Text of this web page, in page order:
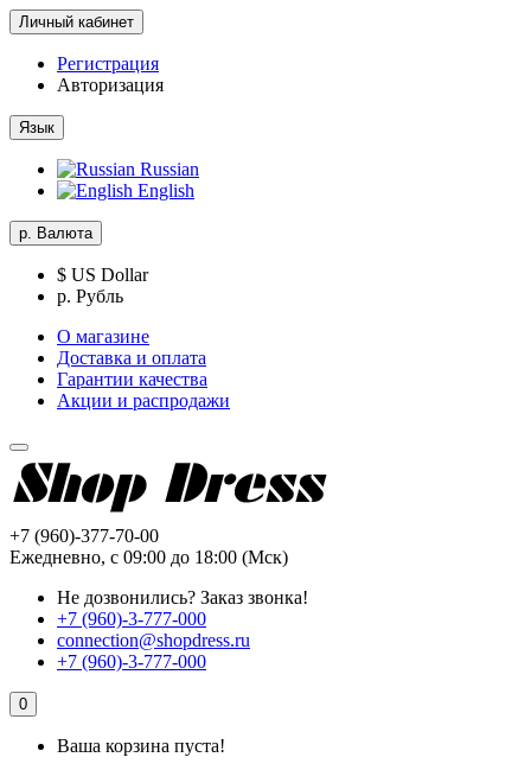
Личный кабинет
Регистрация
Авторизация
Язык
Russian
English
р. Валюта
$ US Dollar
р. Рубль
О магазине
Доставка и оплата
Гарантии качества
Акции и распродажи
+7 (960)-377-70-00
Ежедневно, с 09:00 до 18:00 (Мск)
Не дозвонились? Заказ звонка!
+7 (960)-3-777-000
connection@shopdress.ru
+7 (960)-3-777-000
0
Ваша корзина пуста!